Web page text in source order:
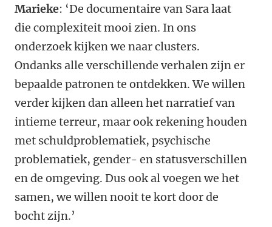
Marieke: ‘De documentaire van Sara laat
die complexiteit mooi zien. In ons
onderzoek kijken we naar clusters.
Ondanks alle verschillende verhalen zijn er
bepaalde patronen te ontdekken. We willen
verder kijken dan alleen het narratief van
intieme terreur, maar ook rekening houden
met schuldproblematiek, psychische
problematiek, gender- en statusverschillen
en de omgeving. Dus ook al voegen we het
samen, we willen nooit te kort door de
bocht zijn.’